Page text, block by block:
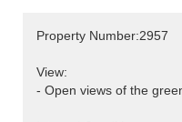
Property Number:2957
View:
- Open views of the